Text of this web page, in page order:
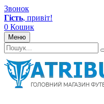
Звонок
Гість, привіт!
0 Кошик
Меню